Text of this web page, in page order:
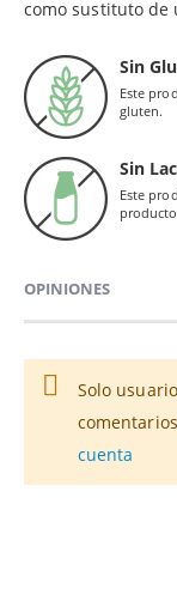
como sustituto de
Sin
Este
gluten.
Sin
Este
OPINIONES
Solo
cuenta